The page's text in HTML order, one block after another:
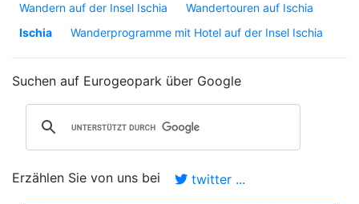
Wandern auf der Insel Ischia
Wandertouren auf Ischia
Ischia
Wanderprogramme mit Hotel auf der Insel Ischia
Suchen auf Eurogeopark über Google
Erzählen Sie von uns bei twitter ...